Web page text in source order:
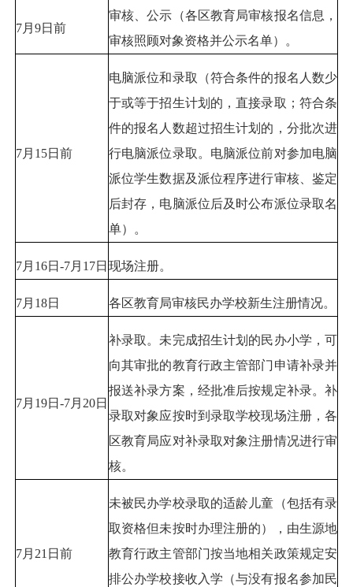
7月9日前
审核、公示（各区教育局审核报名信息，
审核照顾对象资格并公示名单）。
7月15日前
电脑派位和录取（符合条件的报名人数少
于或等于招生计划的，直接录取；符合条
件的报名人数超过招生计划的，分批次进
行电脑派位录取。电脑派位前对参加电脑
派位学生数据及派位程序进行审核、鉴定
后封存，电脑派位后及时公布派位录取名
单）。
7月16日-7月17日 现场注册。
7月18日 各区教育局审核民办学校新生注册情况。
7月19日-7月20日
补录取。未完成招生计划的民办小学，可
向其审批的教育行政主管部门申请补录并
报送补录方案，经批准后按规定补录。补
录取对象应按时到录取学校现场注册，各
区教育局应对补录取对象注册情况进行审
核。
7月21日前
未被民办学校录取的适龄儿童（包括有录
取资格但未按时办理注册的），由生源地
教育行政主管部门按当地相关政策规定安
排公办学校接收入学（与没有报名参加民